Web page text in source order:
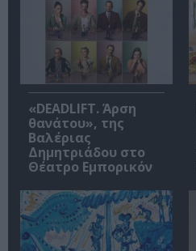
«DEADLIFT. Άρση
θανάτου», της
Βαλέριας
Δημητριάδου στο
Θέατρο Εμπορικόν